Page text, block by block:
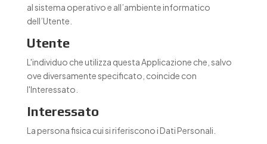
al sistema operativo e all’ambiente informatico
dell’Utente.
Utente
L'individuo che utilizza questa Applicazione che, salvo
ove diversamente specificato, coincide con
l'Interessato.
Interessato
La persona fisica cui si riferiscono i Dati Personali.